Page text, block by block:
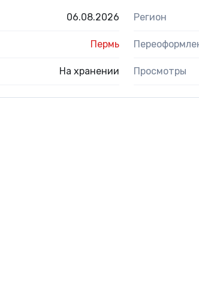
06.08.2026 Регион
Пермь
На хранении Просмотры